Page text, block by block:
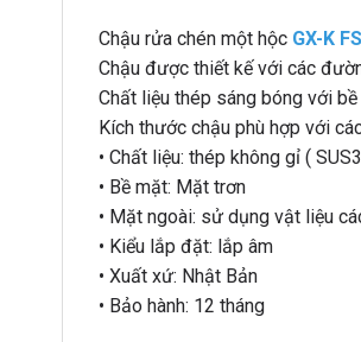
Chậu rửa chén một hộc GX-K FS
Chậu được thiết kế với các
Chất liệu thép sáng bóng với
Kích thước chậu phù hợp với
• Chất liệu: thép không gỉ (
• Bề mặt: Mặt trơn
• Mặt ngoài: sử dụng vật liệu
• Kiểu lắp đặt: lắp âm
• Xuất xứ: Nhật Bản
• Bảo hành: 12 tháng